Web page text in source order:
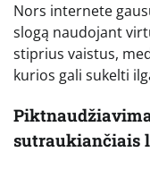
Nors internete
slogą naudojant
stiprius vaistus,
kurios gali sukelti
sutraukiančiais